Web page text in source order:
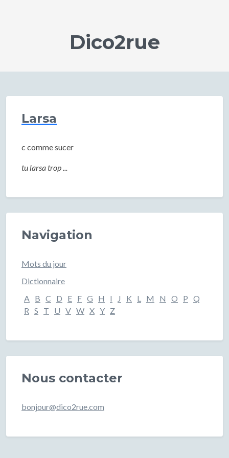
Dico2rue
Larsa
c comme sucer
tu larsa trop ...
Navigation
Mots du jour
Dictionnaire
A B C D E F G H I J K L M N O P Q
R S T U V W X Y Z
Nous contacter
bonjour@dico2rue.com